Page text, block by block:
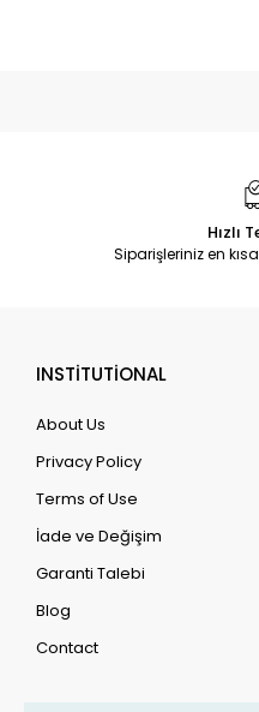
Hızlı
Siparişleriniz en
INSTİTUTİONAL
About Us
Privacy Policy
Terms of Use
İade ve Değişim
Garanti Talebi
Blog
Contact